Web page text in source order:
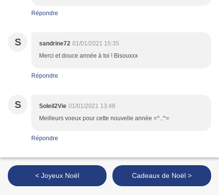
Répondre
S sandrine72 01/01/2021 15:35
Merci et douce année à toi ! Bisouxxx
Répondre
S Soleil2Vie 01/01/2021 13:48
Meilleurs voeux pour cette nouvelle année =^..^=
Répondre
< Joyeux Noël Cadeaux de Noël >